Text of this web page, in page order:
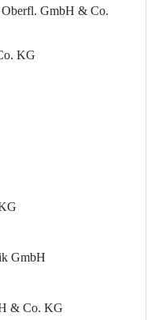
GmbH & Co.
KG
GmbH
& Co. KG